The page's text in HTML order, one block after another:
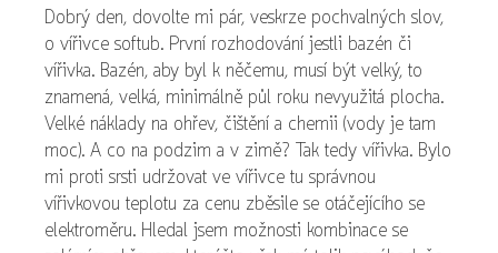
Dobrý den, dovolte mi pár, veskrze pochvalných slov,
o vířivce softub. První rozhodování jestli bazén či
vířivka. Bazén, aby byl k něčemu, musí být velký, to
znamená, velká, minimálně půl roku nevyužitá plocha.
Velké náklady na ohřev, čištění a chemii (vody je tam
moc). A co na podzim a v zimě? Tak tedy vířivka. Bylo
mi proti srsti udržovat ve vířivce tu správnou
vířivkovou teplotu za cenu zběsile se otáčejícího se
elektroměru. Hledal jsem možnosti kombinace se